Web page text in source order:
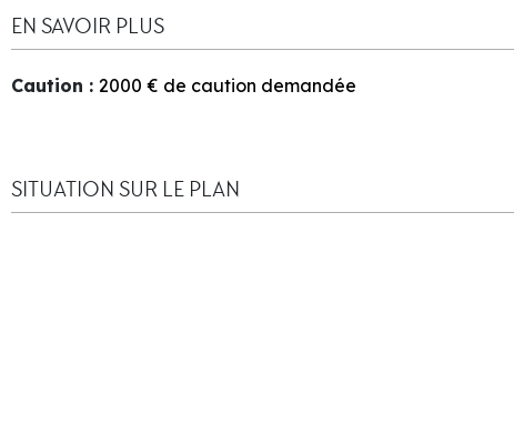
EN SAVOIR PLUS
Caution : 2000 € de caution demandée
SITUATION SUR LE PLAN